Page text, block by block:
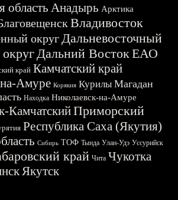
область Анадырь Арктика
Владивосток
округДальневосточный
Дальний ВостокЕАО
край Камчатский край
Амуре Корякия Курилы Магадан
Находка Николаевск-на-Амуре
КамчатскийПриморский
Республика Саха (Якутия)
Сибирь ТОФ Тында Улан-Удэ Уссурийск
край Чита Чукотка
Якутск